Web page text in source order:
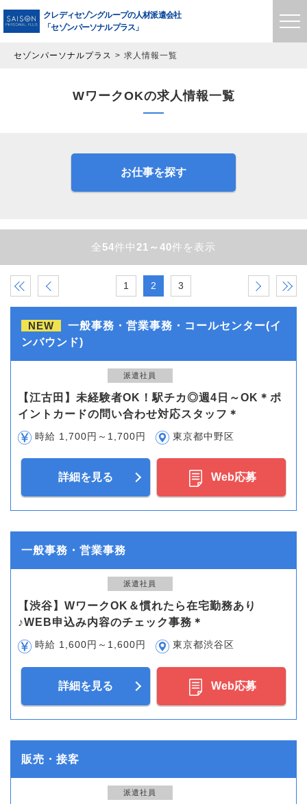
クレディセゾングループの人材派遣会社
「セゾンパーソナルプラス」
セゾンパーソナルプラス 求人情報一覧
WワークOKの求人情報一覧
お仕事を探す
全54件中 21～40件を表示
« ‹ 1 2 3 › »
NEW
一般事務・営業事務・コールセンター(イ
ンバウンド)
派遣社員
【江古田】未経験者OK！駅チカ◎週4日～OK＊ポ
イントカードの問い合わせ対応スタッフ＊
時給 1,700円～1,700円 東京都中野区
詳細を見る Web応募
一般事務・営業事務
派遣社員
【渋谷】WワークOK＆慣れたら在宅勤務あり
♪WEB申込み内容のチェック事務＊
時給 1,600円～1,600円 東京都渋谷区
詳細を見る Web応募
販売・接客
派遣社員